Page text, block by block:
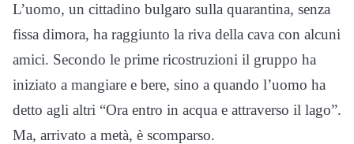
L’uomo, un cittadino bulgaro sulla quarantina, senza
fissa dimora, ha raggiunto la riva della cava con alcuni
amici. Secondo le prime ricostruzioni il gruppo ha
iniziato a mangiare e bere, sino a quando l’uomo ha
detto agli altri “Ora entro in acqua e attraverso il lago”.
Ma, arrivato a metà, è scomparso.